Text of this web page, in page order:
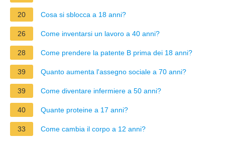
20 Cosa si sblocca a 18 anni?
26 Come inventarsi un lavoro a 40 anni?
28 Come prendere la patente B prima dei 18 anni?
39 Quanto aumenta l'assegno sociale a 70 anni?
39 Come diventare infermiere a 50 anni?
40 Quante proteine a 17 anni?
33 Come cambia il corpo a 12 anni?